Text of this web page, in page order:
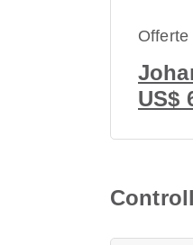
Offerte
US$